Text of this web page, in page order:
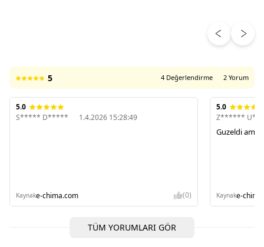
5 4 Değerlendirme 2 Yorum
5.0
S***** D*****
1.4.2026 15:28:49
Kaynake-chima.com (0)
5.0
Z******
Guzeldi ama
Kaynake-
TÜM YORUMLARI GÖR